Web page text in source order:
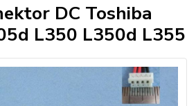
DC Toshiba
L350 L350d L355